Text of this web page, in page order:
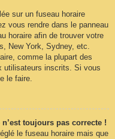
sur un fuseau horaire
vous rendre dans le panneau
horaire afin de trouver votre
New York, Sydney, etc.
comme la plupart des
utilisateurs inscrits. Si vous
le faire.
toujours pas correcte !
le fuseau horaire mais que